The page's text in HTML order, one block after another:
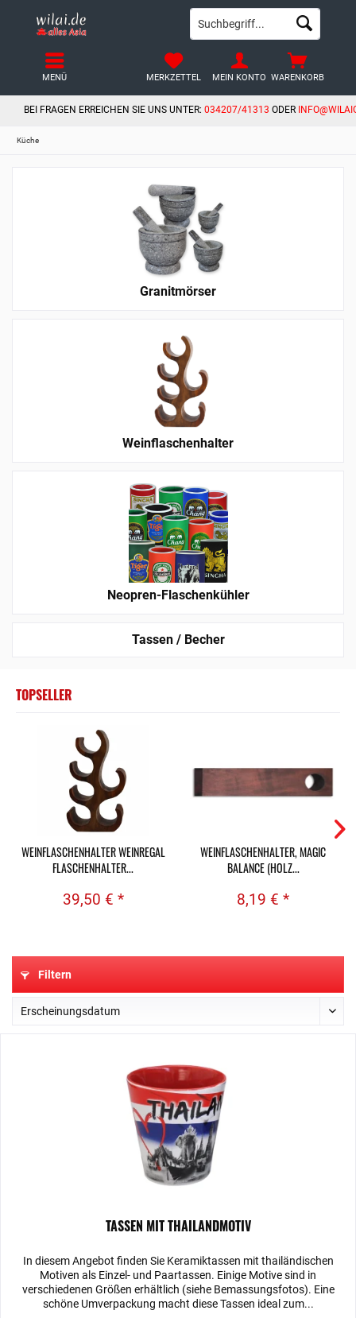
BEI FRAGEN ERREICHEN SIE UNS UNTER: 034207/41313 ODER
WARENKORB
MERKZETTEL MEIN KONTO
MENÜ
Küche
Granitmörser
Weinflaschenhalter
Neopren-Flaschenkühler
Tassen / Becher
TOPSELLER
WEINFLASCHENHALTER WEINREGAL
FLASCHENHALTER...
39,50 € *
WEINFLASCHENHALTER, MAGIC
BALANCE (HOLZ...
8,19 € *
Filtern
TASSEN MIT THAILANDMOTIV
In diesem Angebot finden Sie Keramiktassen mit thailändischen
Motiven als Einzel- und Paartassen. Einige Motive sind in
verschiedenen Größen erhältlich (siehe Bemassungsfotos). Eine
schöne Umverpackung macht diese Tassen ideal zum...